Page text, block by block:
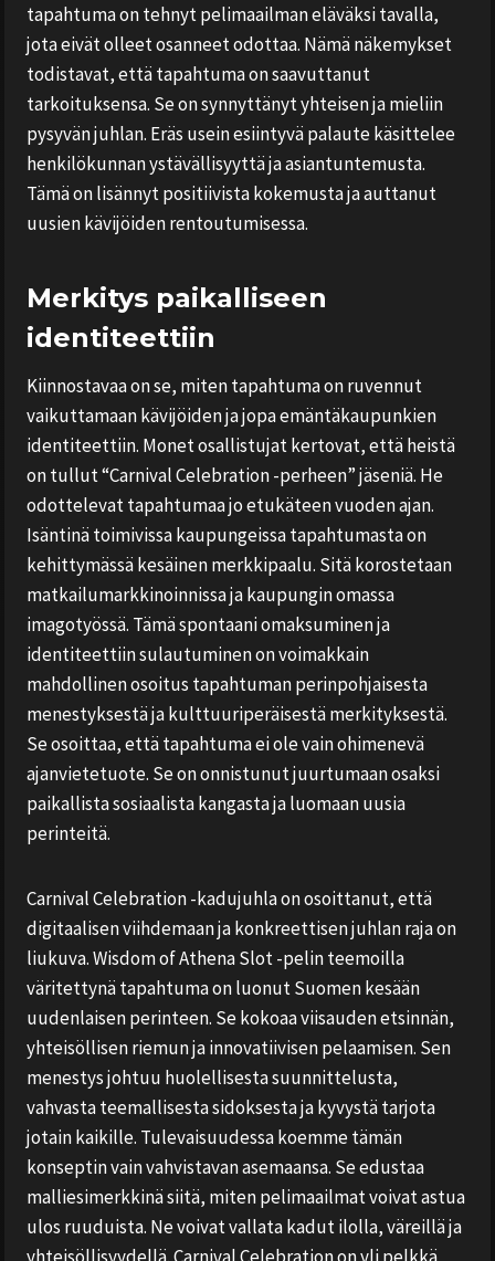
tapahtuma on tehnyt pelimaailman eläväksi tavalla,
jota eivät olleet osanneet odottaa. Nämä näkemykset
todistavat, että tapahtuma on saavuttanut
tarkoituksensa. Se on synnyttänyt yhteisen ja mieliin
pysyvän juhlan. Eräs usein esiintyvä palaute käsittelee
henkilökunnan ystävällisyyttä ja asiantuntemusta.
Tämä on lisännyt positiivista kokemusta ja auttanut
uusien kävijöiden rentoutumisessa.
Merkitys paikalliseen
identiteettiin
Kiinnostavaa on se, miten tapahtuma on ruvennut
vaikuttamaan kävijöiden ja jopa emäntäkaupunkien
identiteettiin. Monet osallistujat kertovat, että heistä
on tullut “Carnival Celebration -perheen” jäseniä. He
odottelevat tapahtumaa jo etukäteen vuoden ajan.
Isäntinä toimivissa kaupungeissa tapahtumasta on
kehittymässä kesäinen merkkipaalu. Sitä korostetaan
matkailumarkkinoinnissa ja kaupungin omassa
imagotyössä. Tämä spontaani omaksuminen ja
identiteettiin sulautuminen on voimakkain
mahdollinen osoitus tapahtuman perinpohjaisesta
menestyksestä ja kulttuuriperäisestä merkityksestä.
Se osoittaa, että tapahtuma ei ole vain ohimenevä
ajanvietetuote. Se on onnistunut juurtumaan osaksi
paikallista sosiaalista kangasta ja luomaan uusia
perinteitä.
Carnival Celebration -kadujuhla on osoittanut, että
digitaalisen viihdemaan ja konkreettisen juhlan raja on
liukuva. Wisdom of Athena Slot -pelin teemoilla
väritettynä tapahtuma on luonut Suomen kesään
uudenlaisen perinteen. Se kokoaa viisauden etsinnän,
yhteisöllisen riemun ja innovatiivisen pelaamisen. Sen
menestys johtuu huolellisesta suunnittelusta,
vahvasta teemallisesta sidoksesta ja kyvystä tarjota
jotain kaikille. Tulevaisuudessa koemme tämän
konseptin vain vahvistavan asemaansa. Se edustaa
malliesimerkkinä siitä, miten pelimaailmat voivat astua
ulos ruuduista. Ne voivat vallata kadut ilolla, väreillä ja